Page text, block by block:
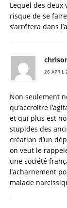
Lequel des deux
risque de se
s’arrêtera dans
26 APRIL
Non seulement
qu’accroitre
et qui plus est
stupides des
création d’un
on veut le
une société
l’acharnement
malade